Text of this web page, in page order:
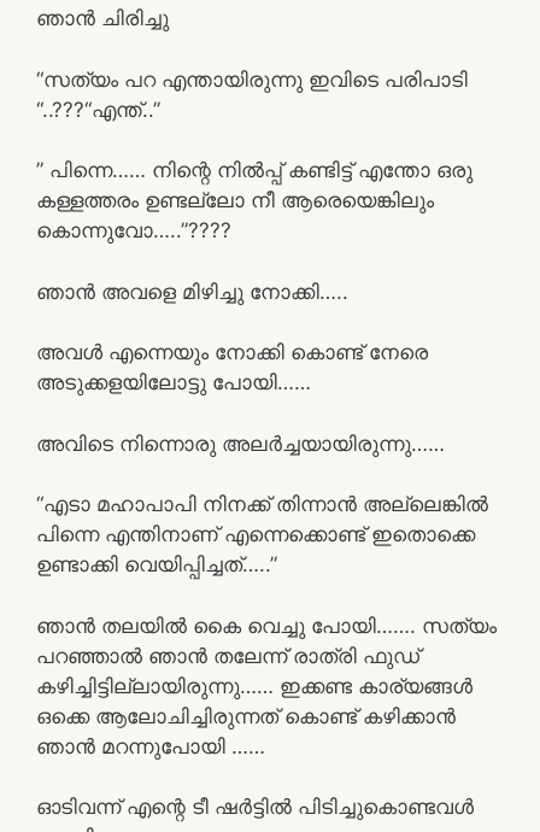
ഞാൻ ചിരിച്ചു
“സത്യം പറ എന്തായിരുന്നു ഇവിടെ പരിപാടി
“..???“എന്ത്..”
” പിന്നെ…… നിന്റെ നിൽപ്പ് കണ്ടിട്ട് എന്തോ ഒരു
കള്ളത്തരം ഉണ്ടല്ലോ നീ ആരെയെങ്കിലും
കൊന്നുവോ…..”????
ഞാൻ അവളെ മിഴിച്ചു നോക്കി…..
അവൾ എന്നെയും നോക്കി കൊണ്ട് നേരെ
അടുക്കളയിലോട്ടു പോയി……
അവിടെ നിന്നൊരു അലർച്ചയായിരുന്നു……
“എടാ മഹാപാപി നിനക്ക് തിന്നാൻ അല്ലെങ്കിൽ
പിന്നെ എന്തിനാണ് എന്നെക്കൊണ്ട് ഇതൊക്കെ
ഉണ്ടാക്കി വെയിപ്പിച്ചത്…..”
ഞാൻ തലയിൽ കൈ വെച്ചു പോയി……. സത്യം
പറഞ്ഞാൽ ഞാൻ തലേന്ന് രാത്രി ഫുഡ്
കഴിച്ചിട്ടില്ലായിരുന്നു…… ഇക്കണ്ട കാര്യങ്ങൾ
ഒക്കെ ആലോചിച്ചിരുന്നത് കൊണ്ട് കഴിക്കാൻ
ഞാൻ മറന്നുപോയി ……
ഓടിവന്ന് എന്റെ ടീ ഷർട്ടിൽ പിടിച്ചുകൊണ്ടവൾ